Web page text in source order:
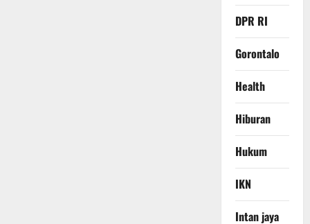
DPR RI
Gorontalo
Health
Hiburan
Hukum
IKN
Intan jaya